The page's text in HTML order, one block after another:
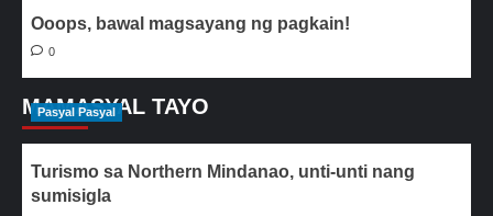
Ooops, bawal magsayang ng pagkain!
0
MAMASYAL TAYO
Pasyal Pasyal
Turismo sa Northern Mindanao, unti-unti nang
sumisigla